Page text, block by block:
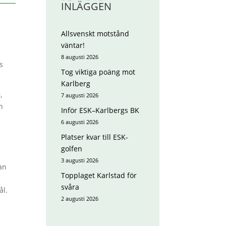
INLÄGGEN
Allsvenskt motstånd
väntar!
8 augusti 2026
Tog viktiga poäng mot
Karlberg
7 augusti 2026
Inför ESK–Karlbergs BK
6 augusti 2026
Platser kvar till ESK-
golfen
3 augusti 2026
Topplaget Karlstad för
svåra
2 augusti 2026